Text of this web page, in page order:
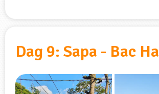
Dag 9: Sapa - Bac Ha